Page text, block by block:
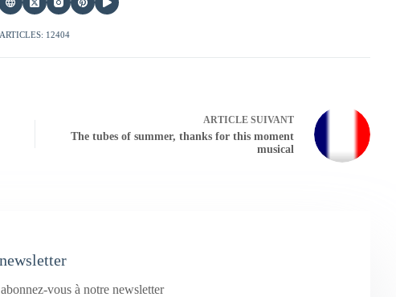
ARTICLES: 12404
ARTICLESUIVANT
The tubes of summer, thanks for this moment
musical
vous à notre newsletter